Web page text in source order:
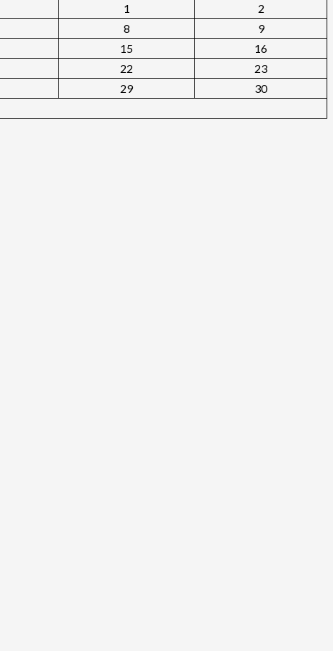
1
2
8
9
15
16
22
23
29
30